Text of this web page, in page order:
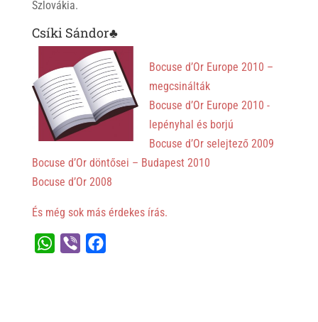
Szlovákia.
Csíki Sándor♣
Bocuse d’Or Europe 2010 –
megcsinálták
Bocuse d’Or Europe 2010 -
lepényhal és borjú
Bocuse d’Or selejtező 2009
Bocuse d’Or döntősei – Budapest 2010
Bocuse d’Or 2008
És még sok más érdekes írás.